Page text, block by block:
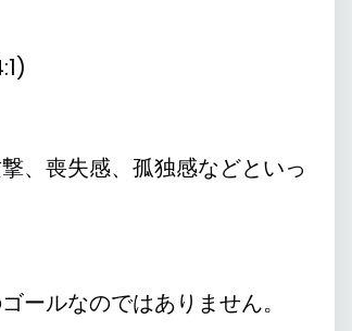
、喪失感、孤独感などといっ
ールなのではありません。